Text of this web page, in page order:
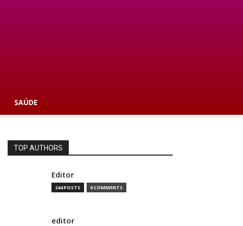
SAÚDE
TOP AUTHORS
Editor
244 POSTS 0 COMMENTS
editor